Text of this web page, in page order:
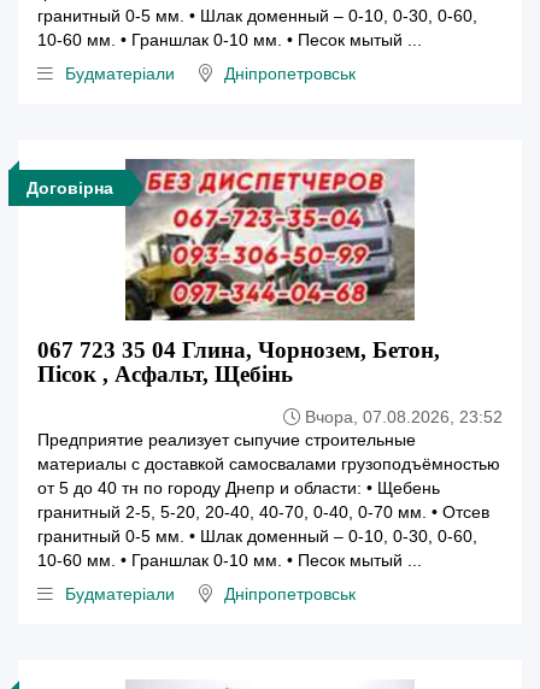
гранитный 0-5 мм. • Шлак доменный – 0-10, 0-30, 0-60,
10-60 мм. • Граншлак 0-10 мм. • Песок мытый ...
Будматеріали
Дніпропетровськ
Договірна
067 723 35 04 Глина, Чорнозем, Бетон,
Пісок , Асфальт, Щебінь
Вчора, 07.08.2026, 23:52
Предприятие реализует сыпучие строительные
материалы с доставкой самосвалами грузоподъёмностью
от 5 до 40 тн по городу Днепр и области: • Щебень
гранитный 2-5, 5-20, 20-40, 40-70, 0-40, 0-70 мм. • Отсев
гранитный 0-5 мм. • Шлак доменный – 0-10, 0-30, 0-60,
10-60 мм. • Граншлак 0-10 мм. • Песок мытый ...
Будматеріали
Дніпропетровськ